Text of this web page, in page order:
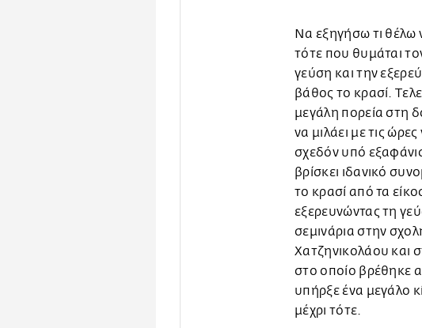
Να εξηγήσω τι θέλω
τότε που θυμάται
γεύση και την
βάθος το κρασί.
μεγάλη πορεία στη
να μιλάει με τις
σχεδόν υπό
βρίσκει ιδανικό
το κρασί από τα
εξερευνώντας τη
σεμινάρια στην
Χατζηνικολάου και
στο οποίο βρέθηκε
υπήρξε ένα μεγάλο
μέχρι τότε.